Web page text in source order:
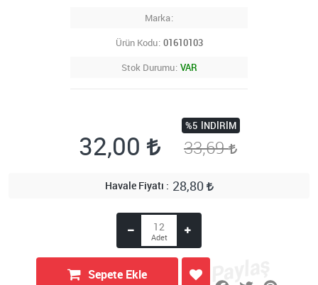
Marka
Ürün Kodu 01610103
Stok Durumu VAR
32,00
%5 İNDIRIM
33,69
Havale Fiyatı 28,80
Sepete Ekle